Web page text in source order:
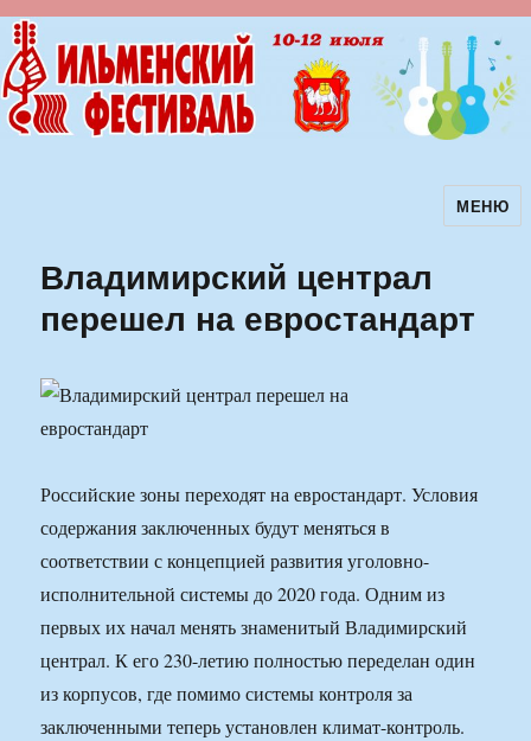
Ильменский фестиваль авторскойМЕНЮ
Владимирский централ
перешел на евростандарт
Российские зоны переходят на евростандарт. Условия
содержания заключенных будут меняться в
соответствии с концепцией развития уголовно-
исполнительной системы до 2020 года. Одним из
первых их начал менять знаменитый Владимирский
централ. К его 230-летию полностью переделан один
из корпусов, где помимо системы контроля за
заключенными теперь установлен климат-контроль.